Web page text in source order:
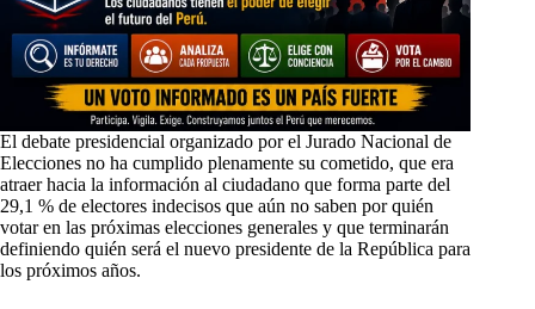
El debate presidencial organizado por el Jurado Nacional de
Elecciones no ha cumplido plenamente su cometido, que era
atraer hacia la información al ciudadano que forma parte del
29,1 % de electores indecisos que aún no saben por quién
votar en las próximas elecciones generales y que terminarán
definiendo quién será el nuevo presidente de la República para
los próximos años.